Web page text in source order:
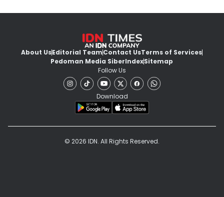
About UsEditorial TeamContact UsTerms of Services
Pedoman Media SiberIndexSitemap
Follow Us
Download
© 2026 IDN. All Rights Reserved.